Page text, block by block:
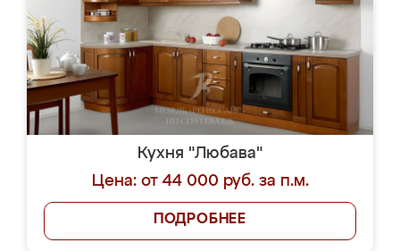
Кухня "Любава"
Цена: от 44 000 руб. за п.м.
ПОДРОБНЕЕ